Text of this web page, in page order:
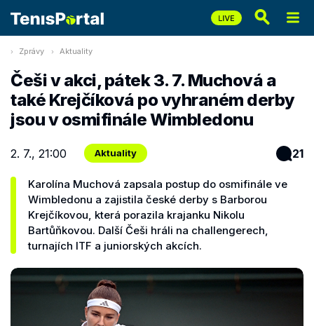
Zprávy Aktuality
Češi v akci, pátek 3. 7. Muchová a
také Krejčíková po vyhraném derby
jsou v osmifinále Wimbledonu
2. 7., 21:00 Aktuality 21
Karolína Muchová zapsala postup do osmifinále ve
Wimbledonu a zajistila české derby s Barborou
Krejčíkovou, která porazila krajanku Nikolu
Bartůňkovou. Další Češi hráli na challengerech,
turnajích ITF a juniorských akcích.